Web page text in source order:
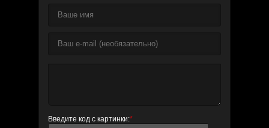
Введите код с картинки:*